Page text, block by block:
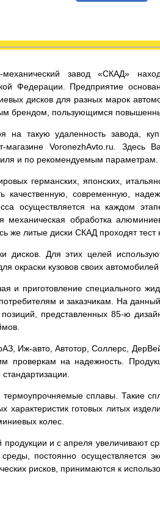
механический завод «СКАД»
Федерации. Предприятие
дисков для разных марок
брендом, пользующимся
на такую удаленность завода,
магазине VoronezhAvto.ru.
и по рекомендуемым параметрам.
германских, японских,
качественную, современную,
осуществляется на каждом
обработка
же литые диски СКАД проходят тест
Для этих целей
окраски кузовов своих
и приготовление специального
и заказчикам. На
представленных 85-ю
Иж-авто, Автотор, Соллерс,
проверкам на надежность.
сплавы. Такие
готовых литых
колес.
и с апреля увеличивают
постоянно осуществляется
рисков, принимаются к